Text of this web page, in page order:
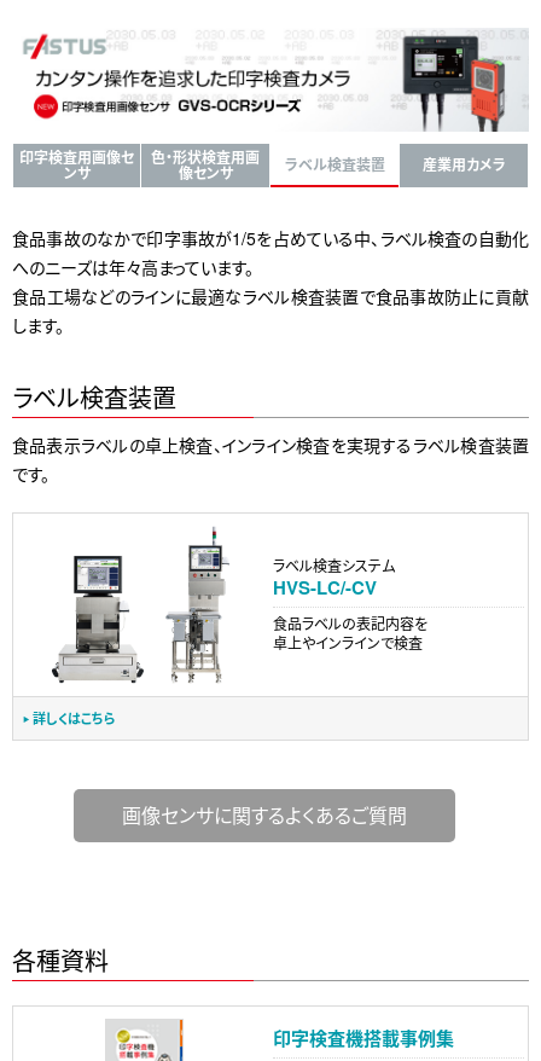
印字検査用画像セ
ンサ
色・形状検査用画
像センサ ラベル検査装置 産業用カメラ
食品事故のなかで印字事故が1/5を占めている中、ラベル検査の自動化
へのニーズは年々高まっています。
食品工場などのラインに最適なラベル検査装置で食品事故防止に貢献
します。
ラベル検査装置
食品表示ラベルの卓上検査、インライン検査を実現するラベル検査装置
です。
ラベル検査システム
HVS-LC/-CV
食品ラベルの表記内容を
卓上やインラインで検査
詳しくはこちら
画像センサに関するよくあるご質問
各種資料
印字検査機搭載事例集